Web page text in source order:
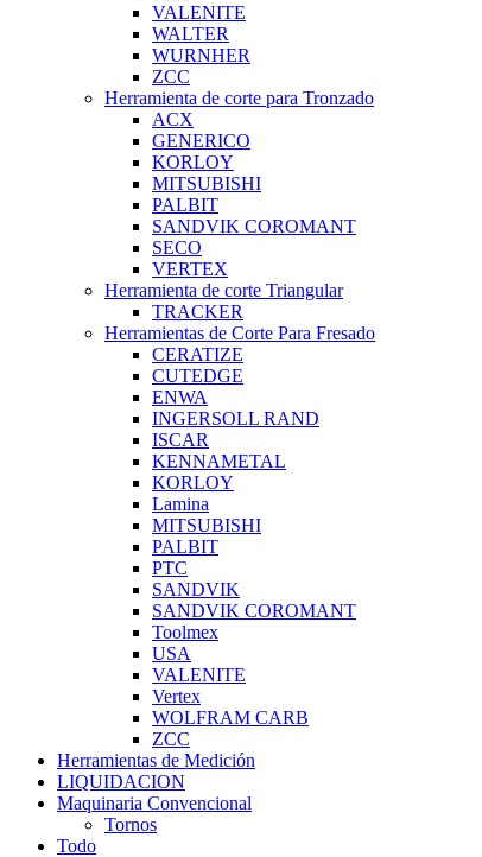
VALENITE
WALTER
WURNHER
ZCC
Herramienta de corte para Tronzado
ACX
GENERICO
KORLOY
MITSUBISHI
PALBIT
SANDVIK COROMANT
SECO
VERTEX
Herramienta de corte Triangular
TRACKER
Herramientas de Corte Para Fresado
CERATIZE
CUTEDGE
ENWA
INGERSOLL RAND
ISCAR
KENNAMETAL
KORLOY
Lamina
MITSUBISHI
PALBIT
PTC
SANDVIK
SANDVIK COROMANT
Toolmex
USA
VALENITE
Vertex
WOLFRAM CARB
ZCC
Herramientas de Medición
LIQUIDACION
Maquinaria Convencional
Tornos
Todo